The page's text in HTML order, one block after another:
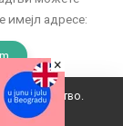
имејл адресе:
искуство.
×